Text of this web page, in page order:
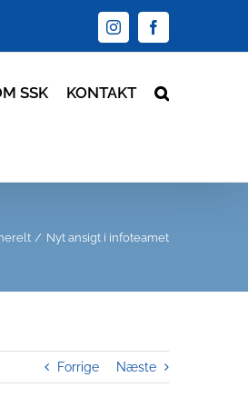
InstagramFacebook
SSK KONTAKT
Nyt ansigt i infoteamet
Forrige Næste